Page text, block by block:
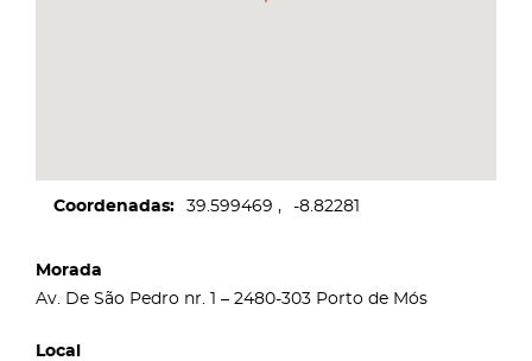
Coordenadas 39.599469 -8.82281
Morada
Av. De São Pedro nr. 1 – 2480-303 Porto de Mós
Local